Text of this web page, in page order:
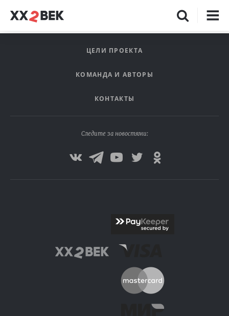
ЦЕЛИ ПРОЕКТА
КОМАНДА И АВТОРЫ
КОНТАКТЫ
Следите за новостями: